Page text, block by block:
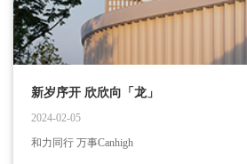
新岁序开 欣欣向「龙」
2024-02-05
和力同行 万事Canhigh